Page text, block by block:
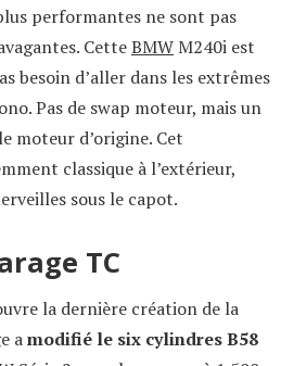
performantes ne sont pas
CetteBMWM240i est
besoin d’aller dans les extrêmes
Pas de swap moteur, mais un
moteur d’origine. Cet
classique à l’extérieur,
sous le capot.
TC
la dernière création de la
amodifié le six cylindres B58